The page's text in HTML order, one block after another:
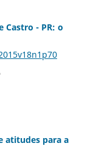
Castro - PR: o
atitudes para a